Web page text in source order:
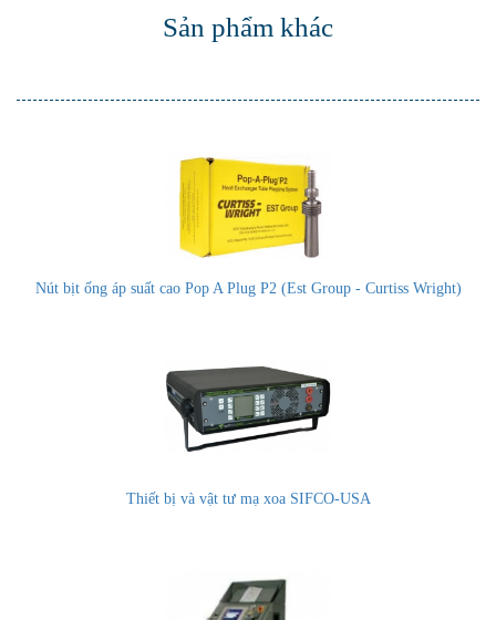
Sản phẩm khác
Nút bịt ống áp suất cao Pop A Plug P2 (Est Group - Curtiss Wright)
Thiết bị và vật tư mạ xoa SIFCO-USA